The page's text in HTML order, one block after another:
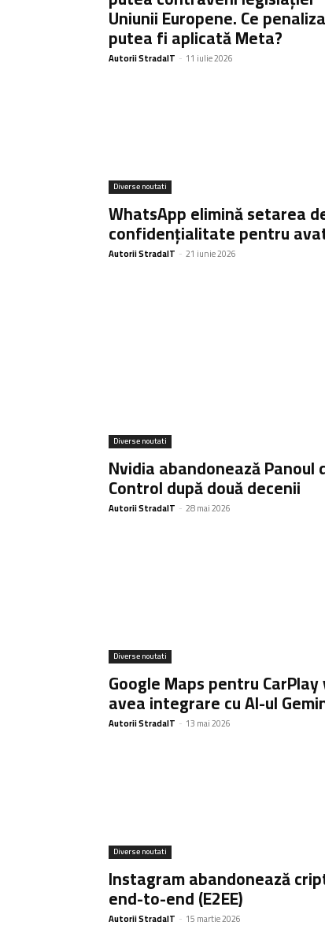
Uniunii Europene. Ce
putea fi aplicată Meta?
Autorii StradaIT - 11 iulie 2026
Diverse noutati
WhatsApp elimină setarea
confidențialitate pentru
Autorii StradaIT - 21 iunie 2026
Diverse noutati
Nvidia abandonează Panoul
Control după două decenii
Autorii StradaIT - 28 mai 2026
Diverse noutati
Google Maps pentru CarPlay
avea integrare cu AI-ul
Autorii StradaIT - 13 mai 2026
Diverse noutati
Instagram abandonează
end-to-end (E2EE)
Autorii StradaIT - 15 martie 2026